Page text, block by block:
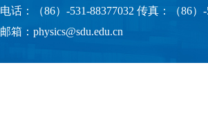
电话：（86）-531-88377032 传真：（86）-
邮箱：physics@sdu.edu.cn